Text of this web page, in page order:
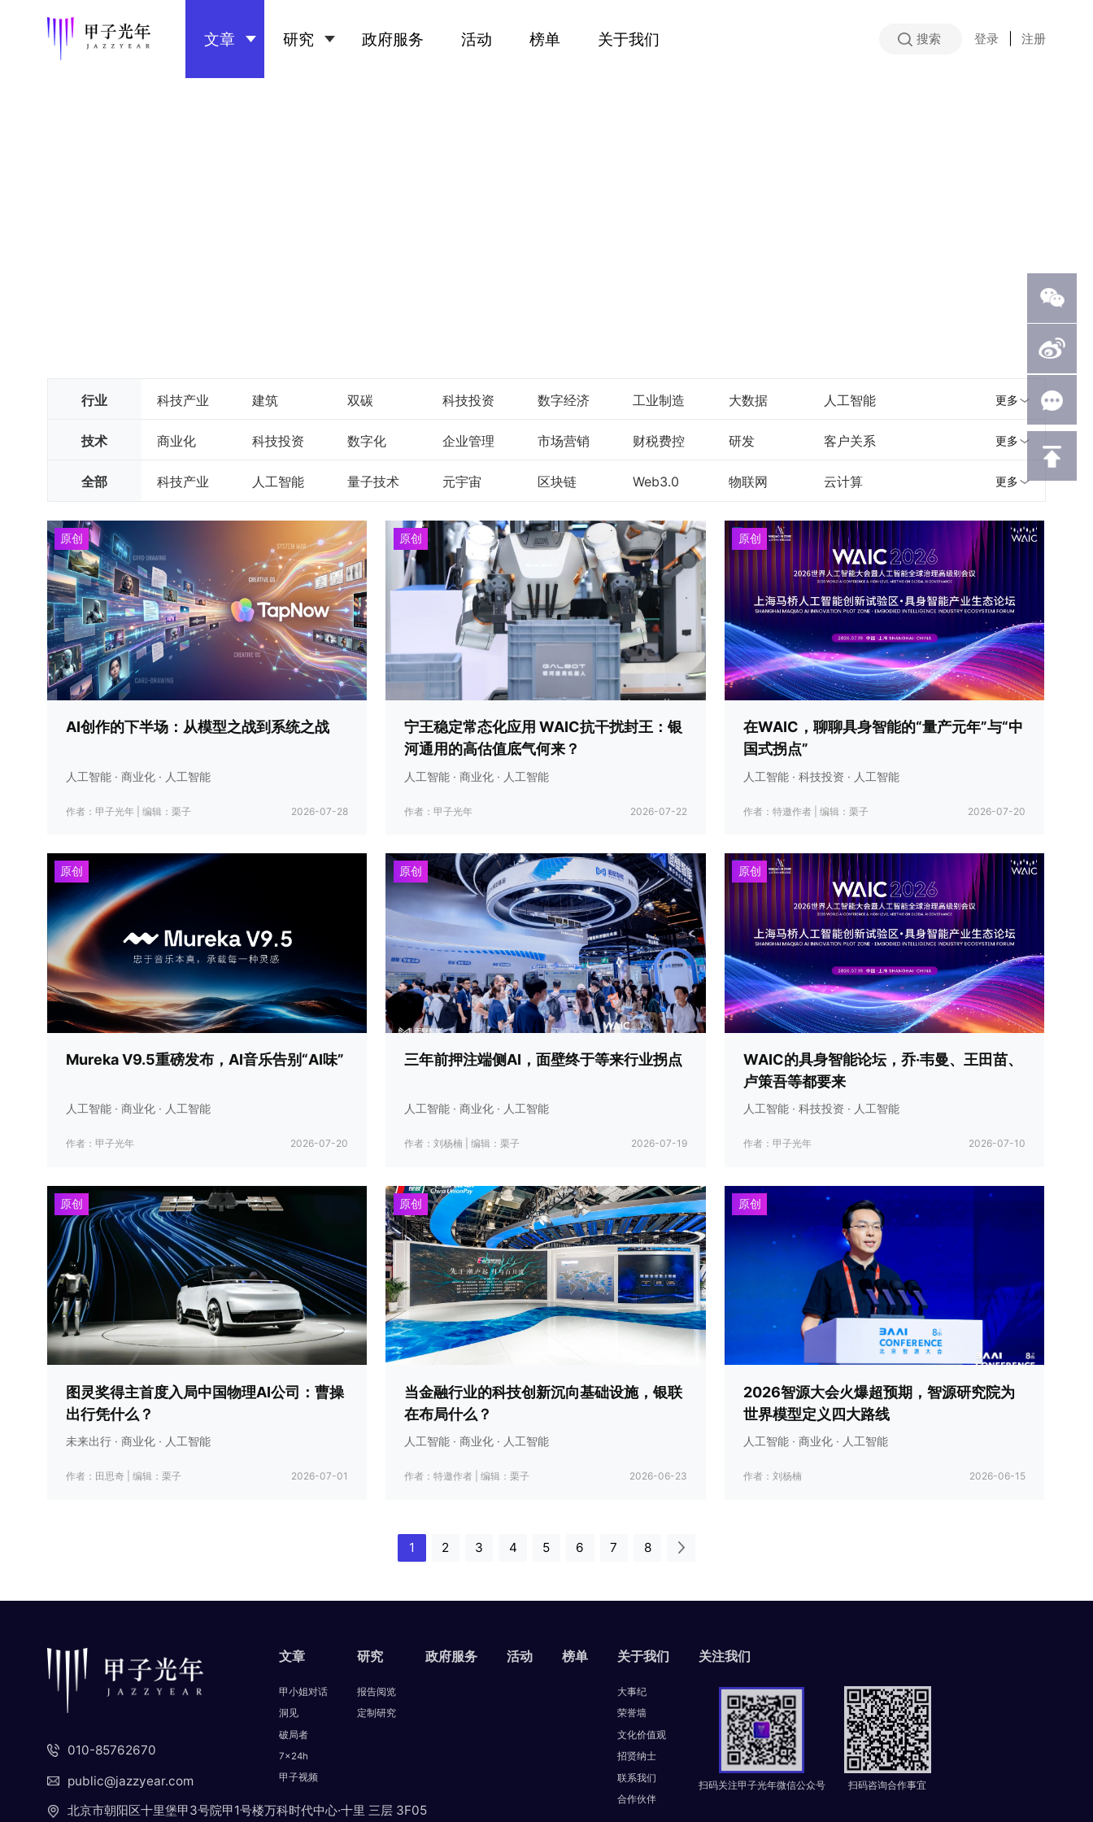
文章 研究 政府服务 活动 榜单 关于我们 搜索 登录 注册
行业 科技产业 建筑 双碳 科技投资 数字经济 工业制造 大数据
人工智能
更多
技术 商业化 科技投资 数字化 企业管理 市场营销 财税费控 研发
客户关系
更多
全部 科技产业 人工智能 量子技术 元宇宙 区块链 Web3.0 物联网
云计算
更多
原创
AI创作的下半场：从模型之战到系统之战
人工智能 · 商业化 · 人工智能
作者：甲子光年 编辑：栗子 2026-07-28
原创
宁王稳定常态化应用 WAIC抗干扰封王：银
河通用的高估值底气何来？
人工智能 · 商业化 · 人工智能
作者：甲子光年 2026-07-22
原创
在WAIC，聊聊具身智能的“量产元年”与“中
国式拐点”
人工智能 · 科技投资 · 人工智能
作者：特邀作者 编辑：栗子 2026-07-20
原创
Mureka V9.5重磅发布，AI音乐告别“AI味”
人工智能 · 商业化 · 人工智能
作者：甲子光年 2026-07-20
原创
三年前押注端侧AI，面壁终于等来行业拐点
人工智能 · 商业化 · 人工智能
作者：刘杨楠 编辑：栗子 2026-07-19
原创
WAIC的具身智能论坛，乔·韦曼、王田苗、
卢策吾等都要来
人工智能 · 科技投资 · 人工智能
作者：甲子光年 2026-07-10
原创
图灵奖得主首度入局中国物理AI公司：曹操
出行凭什么？
未来出行 · 商业化 · 人工智能
作者：田思奇 编辑：栗子 2026-07-01
原创
当金融行业的科技创新沉向基础设施，银联
在布局什么？
人工智能 · 商业化 · 人工智能
作者：特邀作者 编辑：栗子 2026-06-23
原创
2026智源大会火爆超预期，智源研究院为
世界模型定义四大路线
人工智能 · 商业化 · 人工智能
作者：刘杨楠 2026-06-15
1 2 3 4 5 6 7 8
文章
甲小姐对话
洞见
破局者
7x24h
甲子视频
研究
报告阅览
定制研究
政府服务 活动 榜单 关于我们
大事纪
荣誉墙
文化价值观
招贤纳士
联系我们
合作伙伴
关注我们
扫码关注甲子光年微信公众号 扫码咨询合作事宜
010-85762670
public@jazzyear.com
北京市朝阳区十里堡甲3号院甲1号楼万科时代中心·十里 三层 3F05